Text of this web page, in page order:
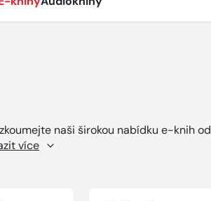
naši širokou nabídku e-knih od
více